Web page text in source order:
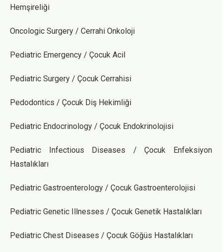
Hemşireliği
Oncologic Surgery / Cerrahi Onkoloji
Pediatric Emergency / Çocuk Acil
Pediatric Surgery / Çocuk Cerrahisi
Pedodontics / Çocuk Diş Hekimliği
Pediatric Endocrinology / Çocuk Endokrinolojisi
Pediatric Infectious Diseases / Çocuk Enfeksiyon
Hastalıkları
Pediatric Gastroenterology / Çocuk Gastroenterolojisi
Pediatric Genetic Illnesses / Çocuk Genetik Hastalıkları
Pediatric Chest Diseases / Çocuk Göğüs Hastalıkları